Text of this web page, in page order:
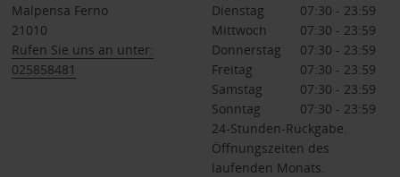
Malpensa Ferno
21010
Rufen Sie uns an unter:
025858481
Dienstag
07:30 - 23:59
Mittwoch
07:30 - 23:59
Donnerstag
07:30 - 23:59
Freitag
07:30 - 23:59
Samstag
07:30 - 23:59
Sonntag
07:30 - 23:59
24-Stunden-Rückgabe.
Öffnungszeiten des
laufenden Monats.